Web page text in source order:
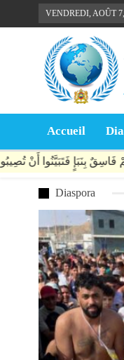
VENDREDI, AOÛT
Accueil
Diaspora